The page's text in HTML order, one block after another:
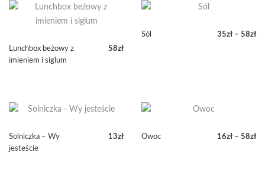
Lunchbox beżowy z
imieniem i siglum
58zł
Sól 35zł – 58zł
Solniczka – Wy
jesteście
13zł Owoc 16zł – 58zł